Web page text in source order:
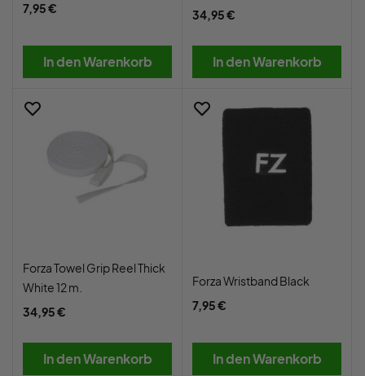
7,95 €
In den Warenkorb
34,95 €
In den Warenkorb
Forza Towel Grip Reel Thick
White 12 m.
34,95 €
In den Warenkorb
Forza Wristband Black
7,95 €
In den Warenkorb